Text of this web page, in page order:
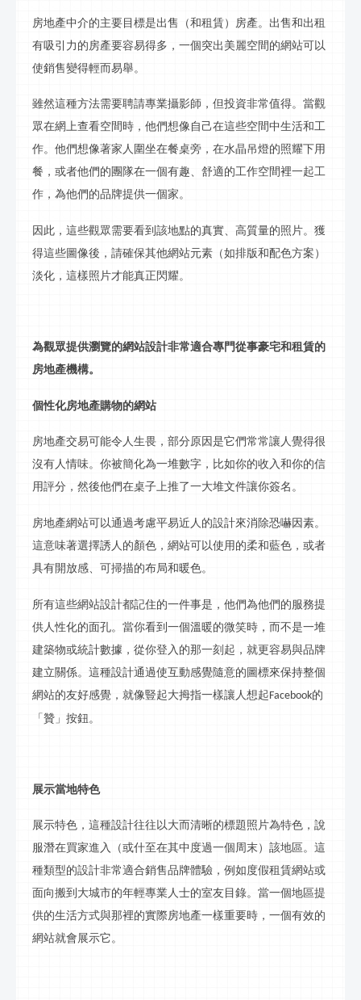
房地產中介的主要目標是出售（和租賃）房產。出售和出租
有吸引力的房產要容易得多，一個突出美麗空間的網站可以
使銷售變得輕而易舉。
雖然這種方法需要聘請專業攝影師，但投資非常值得。當觀
眾在網上查看空間時，他們想像自己在這些空間中生活和工
作。他們想像著家人圍坐在餐桌旁，在水晶吊燈的照耀下用
餐，或者他們的團隊在一個有趣、舒適的工作空間裡一起工
作，為他們的品牌提供一個家。
因此，這些觀眾需要看到該地點的真實、高質量的照片。獲
得這些圖像後，請確保其他網站元素（如排版和配色方案）
淡化，這樣照片才能真正閃耀。
為觀眾提供瀏覽的網站設計非常適合專門從事豪宅和租賃的
房地產機構。
個性化房地產購物的網站
房地產交易可能令人生畏，部分原因是它們常常讓人覺得很
沒有人情味。你被簡化為一堆數字，比如你的收入和你的信
用評分，然後他們在桌子上推了一大堆文件讓你簽名。
房地產網站可以通過考慮平易近人的設計來消除恐嚇因素。
這意味著選擇誘人的顏色，網站可以使用的柔和藍色，或者
具有開放感、可掃描的布局和暖色。
所有這些網站設計都記住的一件事是，他們為他們的服務提
供人性化的面孔。當你看到一個溫暖的微笑時，而不是一堆
建築物或統計數據，從你登入 的那一刻起，就更容易與品牌
建立關係。這種設計通過使互動感覺隨意的圖標來保持整個
網站的友好感覺，就像豎起大拇指一樣讓人想起 Facebook的
「贊」按鈕。
展示當地特色
展示特色，這種設計往往以大而清晰的標題照片為特色，說
服潛在買家進入（或什至在其中度過一個周末）該地區。這
種類型的設計非常適合銷售品牌體驗，例如度假租賃網站或
面向搬到大城市的年輕專業人士的室友目錄。當一個地區提
供的生活方式與那裡的實際房地產一樣重要時，一個有效的
網站就會展示它。